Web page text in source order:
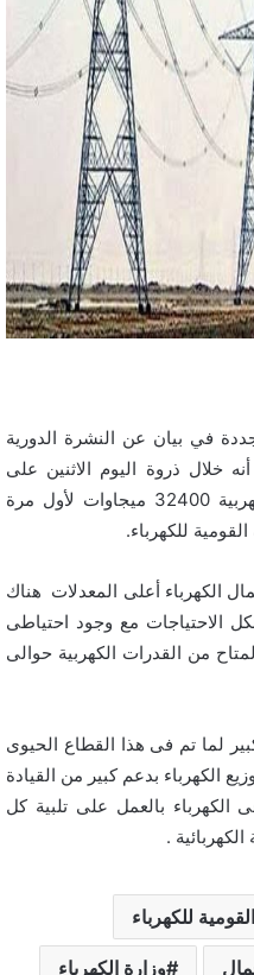
في بيان عن النشرة الدورية
خلال ذروة اليوم الاثنين على
التوالي يتخطى أقصى الأحمال الكهربية 32400 ميجاوات لأول مرة
للكهرباء.
الكهرباء أعلى المعدلات هناك
الاحتياجات مع وجود احتياطى
وكان المتاح من القدرات الكهربية حوالى
لما تم فى هذا القطاع الحيوى
الكهرباء بدعم كبير من القيادة
الكهرباء بالعمل على تلبية كل
.
للكهرباء
وزارة الكهرباء